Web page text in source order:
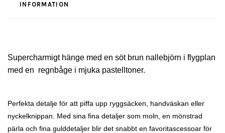
INFORMATION
Supercharmigt hänge med en söt brun nallebjörn i flygplan
med en regnbåge i mjuka pastelltoner.
Perfekta detalje för att piffa upp ryggsäcken, handväskan eller
nyckelknippan. Med sina fina detaljer som moln, en mönstrad
pärla och fina gulddetaljer blir det snabbt en favoritascessoar för